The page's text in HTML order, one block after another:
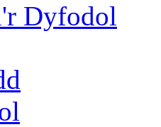
Dyfodol